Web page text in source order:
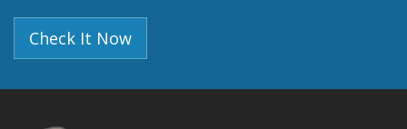
Check It Now